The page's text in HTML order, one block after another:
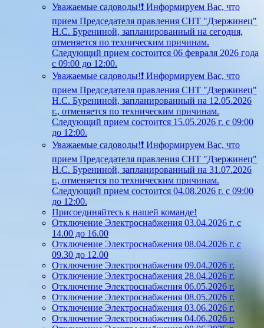
Уважаемые садоводы!❗ Информируем Вас, что
прием Председателя правления СНТ "Дзержинец"
Н.С. Бурениной, запланированный на сегодня,
отменяется по техническим причинам.
Следующий прием состоится 06 февраля 2026 года
с 09:00 до 12:00.
Уважаемые садоводы!❗ Информируем Вас, что
прием Председателя правления СНТ "Дзержинец"
Н.С. Бурениной, запланированный на 12.05.2026
г., отменяется по техническим причинам.
Следующий прием состоится 15.05.2026 г. с 09:00
до 12:00.
Уважаемые садоводы!❗ Информируем Вас, что
прием Председателя правления СНТ "Дзержинец"
Н.С. Бурениной, запланированный на 31.07.2026
г., отменяется по техническим причинам.
Следующий прием состоится 04.08.2026 г. с 09:00
до 12:00.
Присоединяйтесь к нашей команде!
Отключение Электроснабжения 03.04.2026 г. с
14.00 до 16.00
Отключение Электроснабжения 08.04.2026 г. с
09.30 до 12.00
Отключение Электроснабжения 09.04.2026 г.
Отключение Электроснабжения 28.04.2026 г.
Отключение Электроснабжения 06.05.2026 г.
Отключение Электроснабжения 08.05.2026 г.
Отключение Электроснабжения 03.06.2026 г.
Отключение Электроснабжения 04.06.2026 г.